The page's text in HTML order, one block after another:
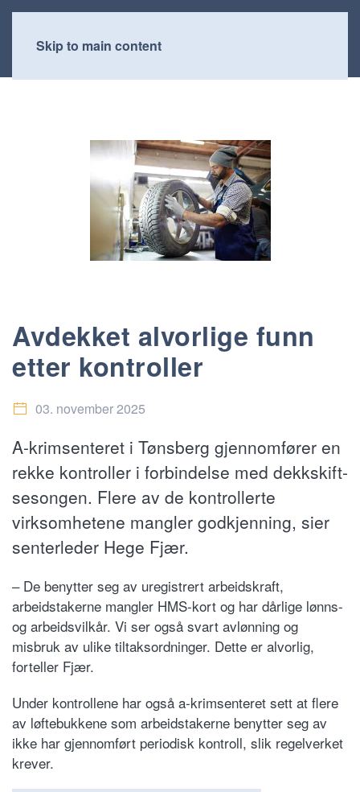
Skip to main content
Avdekket alvorlige funn
etter kontroller
03. november 2025
A-krimsenteret i Tønsberg gjennomfører en
rekke kontroller i forbindelse med dekkskift-
sesongen. Flere av de kontrollerte
virksomhetene mangler godkjenning, sier
senterleder Hege Fjær.
– De benytter seg av uregistrert arbeidskraft,
arbeidstakerne mangler HMS-kort og har dårlige lønns-
og arbeidsvilkår. Vi ser også svart avlønning og
misbruk av ulike tiltaksordninger. Dette er alvorlig,
forteller Fjær.
Under kontrollene har også a-krimsenteret sett at flere
av løftebukkene som arbeidstakerne benytter seg av
ikke har gjennomført periodisk kontroll, slik regelverket
krever.